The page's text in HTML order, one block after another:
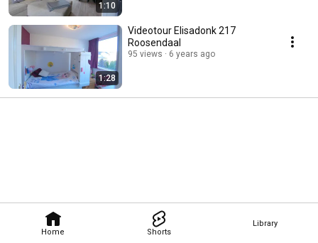
Home Shorts
Library
1:10
1:28
Videotour Elisadonk 217
Roosendaal
95 views 6 years ago